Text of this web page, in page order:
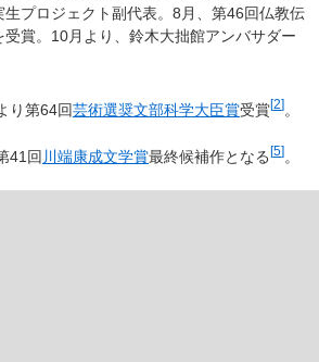
プロジェクト副代表。8月、第46回仏教伝
賞。10月より、鈴木大拙館アンバサダー
り第64回芸術選奨文部科学大臣賞受賞[2] 。
41回 川端康成文学賞最終候補作となる [5] 。